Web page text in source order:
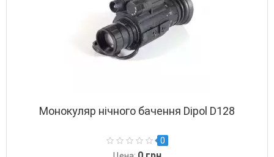
Монокуляр нічного бачення Dipol D128
0